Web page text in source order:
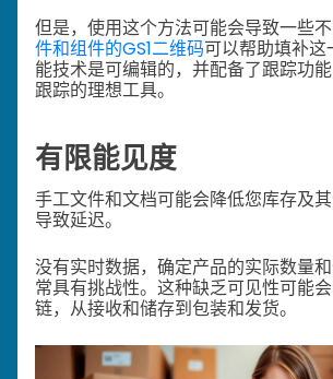
但是，使用这个方法可能会导致一些不
件和组件的GS1二维码可以帮助填补
能技术是可编辑的，并配备了跟踪功
跟踪的理想工具。
有限能见度
手工文件和文档可能会降低您库存及其
导致延迟。
没有实时数据，确定产品的实际数量
常具有挑战性。这种缺乏可见性可能
链，从接收和储存到包装和发货。